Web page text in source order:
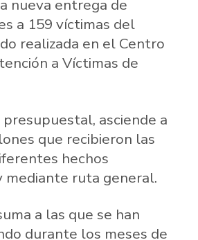
nueva entrega de
a 159 víctimas del
realizada en el Centro
a Víctimas de
presupuestal, asciende a
que recibieron las
hechos
mediante ruta general.
a las que se han
durante los meses de